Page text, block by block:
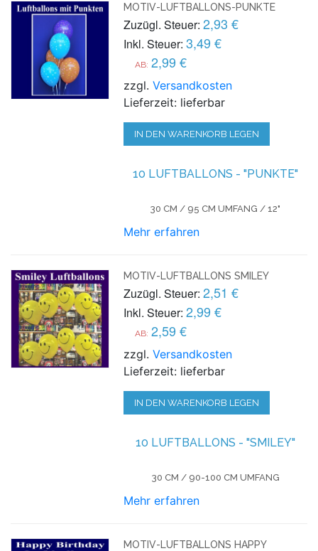
MOTIV-LUFTBALLONS-PUNKTE
Zuzügl. Steuer: 2,93 €
Inkl. Steuer: 3,49 €
AB: 2,99 €
zzgl.Versandkosten
Lieferzeit: lieferbar
IN DEN WARENKORB LEGEN
10 LUFTBALLONS - "PUNKTE"
30 CM / 95 CM UMFANG / 12"
Mehr erfahren
MOTIV-LUFTBALLONS SMILEY
Zuzügl. Steuer: 2,51 €
Inkl. Steuer: 2,99 €
AB: 2,59 €
zzgl.Versandkosten
Lieferzeit: lieferbar
IN DEN WARENKORB LEGEN
10 LUFTBALLONS - "SMILEY"
30 CM / 90-100 CM UMFANG
Mehr erfahren
MOTIV-LUFTBALLONS HAPPY